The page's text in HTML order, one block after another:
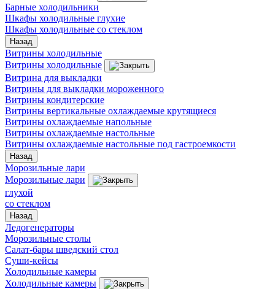
Барные холодильники
Шкафы холодильные глухие
Шкафы холодильные со стеклом
Назад
Витрины холодильные
Витрины холодильные
Витрина для выкладки
Витрины для выкладки мороженного
Витрины кондитерские
Витрины вертикальные охлаждаемые крутящиеся
Витрины охлаждаемые напольные
Витрины охлаждаемые настольные
Витрины охлаждаемые настольные под гастроемкости
Назад
Морозильные лари
Морозильные лари
глухой
со стеклом
Назад
Ледогенераторы
Морозильные столы
Салат-бары шведский стол
Суши-кейсы
Холодильные камеры
Холодильные камеры